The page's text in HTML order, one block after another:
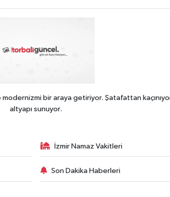
bir araya getiriyor. Şatafattan
altyapı sunuyor.
İzmir Namaz Vakitleri
Son Dakika Haberleri